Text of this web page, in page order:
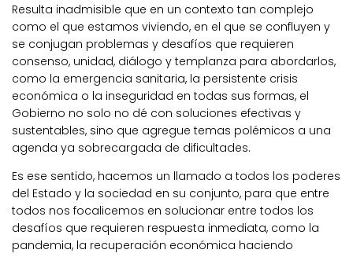
Resulta inadmisible que en un contexto tan complejo
como el que estamos viviendo, en el que se confluyen y
se conjugan problemas y desafíos que requieren
consenso, unidad, diálogo y templanza para abordarlos,
como la emergencia sanitaria, la persistente crisis
económica o la inseguridad en todas sus formas, el
Gobierno no solo no dé con soluciones efectivas y
sustentables, sino que agregue temas polémicos a una
agenda ya sobrecargada de dificultades.
Es ese sentido, hacemos un llamado a todos los poderes
del Estado y la sociedad en su conjunto, para que entre
todos nos focalicemos en solucionar entre todos los
desafíos que requieren respuesta inmediata, como la
pandemia, la recuperación económica haciendo